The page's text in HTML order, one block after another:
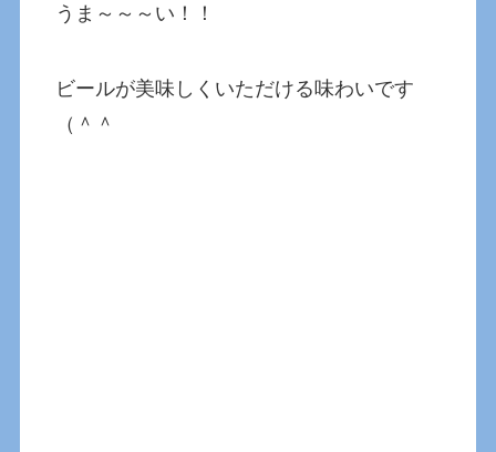
うま～～～い！！
ビールが美味しくいただける味わいです
（＾＾